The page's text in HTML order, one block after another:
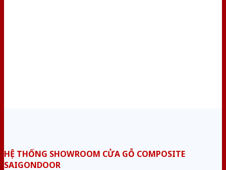
HỆ THỐNG SHOWROOM CỬA GỖ COMPOSITE
SAIGONDOOR